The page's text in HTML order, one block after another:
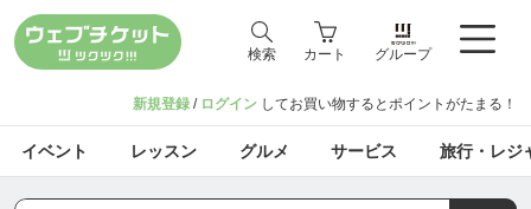
検索 カート グループ
新規登録 / ログイン してお買い物するとポイントがたまる！
イベント レッスン グルメ サービス 旅行・レジ